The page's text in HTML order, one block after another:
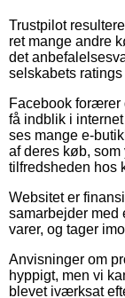
Trustpilot
ret mange andre
det
selskabets
Facebook
få indblik i
ses mange e-
af deres køb,
tilfredsheden hos
Websitet er
samarbejder med
varer, og tager
Anvisninger om
hyppigt, men vi
blevet iværksat